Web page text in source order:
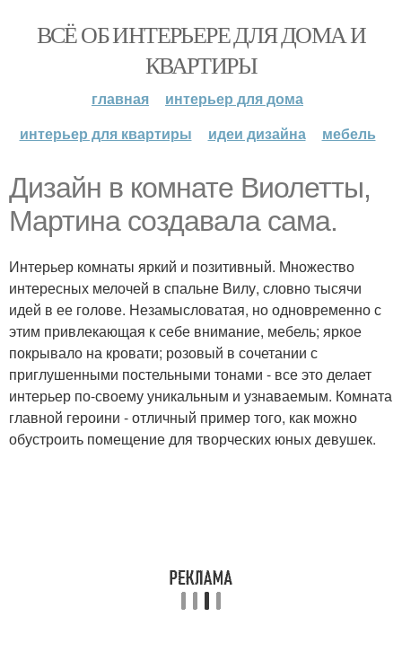
ВСЁ ОБ ИНТЕРЬЕРЕ ДЛЯ ДОМА И
КВАРТИРЫ
главная
интерьер для дома
интерьер для квартиры
идеи дизайна мебель
Дизайн в комнате Виолетты,
Мартина создавала сама.
Интерьер комнаты яркий и позитивный. Множество
интересных мелочей в спальне Вилу, словно тысячи
идей в ее голове. Незамысловатая, но одновременно с
этим привлекающая к себе внимание, мебель; яркое
покрывало на кровати; розовый в сочетании с
приглушенными постельными тонами - все это делает
интерьер по-своему уникальным и узнаваемым. Комната
главной героини - отличный пример того, как можно
обустроить помещение для творческих юных девушек.